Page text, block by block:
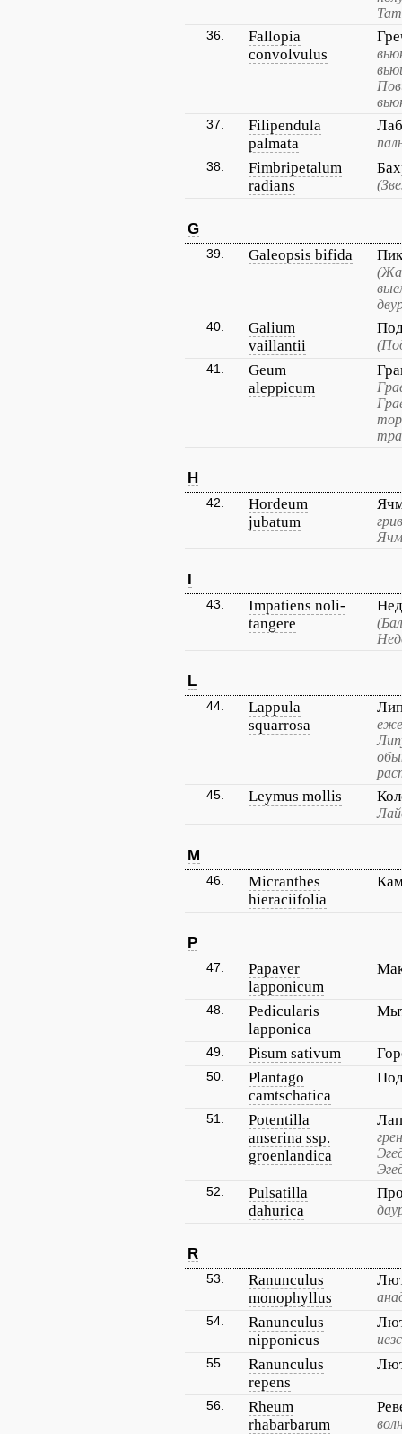
36.
Fallopia
convolvulus
37.
Filipendula
palmata
38.
Fimbripetalum
radians
G
39. Galeopsis bifida
40.
Galium
vaillantii
41.
Geum
aleppicum
H
42.
Hordeum
jubatum
I
43.
Impatiens noli-
tangere
L
44.
Lappula
squarrosa
45. Leymus mollis
M
46.
Micranthes
hieraciifolia
P
47.
Papaver
lapponicum
48.
Pedicularis
lapponica
49. Pisum sativum
50.
Plantago
camtschatica
51.
Potentilla
anserina ssp.
groenlandica
52.
Pulsatilla
dahurica
R
53.
Ranunculus
monophyllus
54.
Ranunculus
nipponicus
55.
Ranunculus
repens
56.
Rheum
rhabarbarum